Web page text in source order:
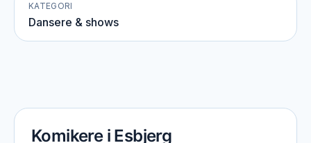
KATEGORI
Dansere & shows
Komikere i Esbjerg